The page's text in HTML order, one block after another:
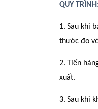
QUY
1. Sau khi
thước đo
2. Tiến
xuất.
3. Sau khi